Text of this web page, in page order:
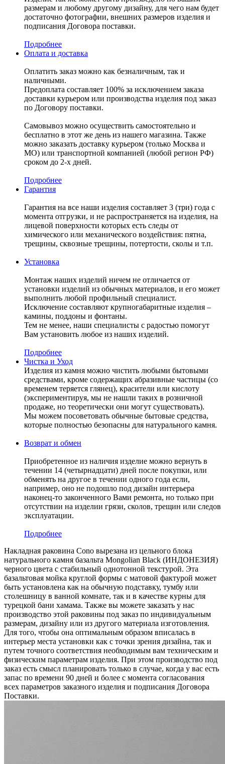
размерам и любому другому дизайну, для чего нам будет
достаточно фотографии, внешних размеров изделия и
подписания Договора поставки.
Подробнее
Оплата и доставка
Оплатить заказ можно как безналичным, так и
наличными.
Предоплата составляет 100% за исключением заказа
доставки курьером или производства изделия под заказ
по Договору поставки.
Самовывоз можно осуществить самостоятельно и
бесплатно в этот же день из нашего магазина. Также
можно заказать доставку курьером (только Москва и
МО) или транспортной компанией (любой регион РФ)
сроком до 2-х дней.
Подробнее
Гарантия
Гарантия на все наши изделия составляет 3 (три) года с
момента отгрузки, и не распространяется на изделия, на
лицевой поверхности которых есть следы от
химического или механического воздействия: пятна,
трещины, сквозные трещины, потертости, сколы и т.п.
Установка
Монтаж наших изделий ничем не отличается от
установки изделий из обычных материалов, и его может
выполнить любой профильный специалист.
Исключение составляют крупногабаритные изделия –
камины, поддоны и фонтаны.
Тем не менее, наши специалисты с радостью помогут
Вам установить любое из наших изделий.
Подробнее
Чистка и Уход
Изделия из камня можно чистить любыми бытовыми
средствами, кроме содержащих абразивные частицы (со
временем теряется глянец), красители или кислоту
(экспериментируя, мы не нашли таких в розничной
продаже, но теоретически они могут существовать).
Мы можем посоветовать обычные бытовые средства,
которые полностью безопасны для натурального камня.
Возврат и обмен
Приобретенное из наличия изделие можно вернуть в
течении 14 (четырнадцати) дней после покупки, или
обменять на другое в течении одного года если,
например, оно не подошло под дизайн интерьера
наконец-то законченного Вами ремонта, но только при
отсутствии на изделии грязи, сколов, трещин или следов
эксплуатации.
Подробнее
Накладная раковина Cono вырезана из цельного блока
натурального камня базальта Mongolian Black (ИНДОНЕЗИЯ)
черного цвета c стабильный однотонной текстурой. Эта
базальтовая мойка круглой формы с матовой фактурой может
быть установлена как на обычную подставку, тумбу или
столешницу в ванной комнате, так и в качестве курны для
турецкой бани хамама. Также вы можете заказать у нас
производство этой раковины под заказ по индивидуальным
размерам, дизайну или из другого материала изготовления.
Для того, чтобы она оптимальным образом вписалась в
интерьер места установки как с точки зрения дизайна, так и
путем точного соответствия необходимым вам техническим и
физическим параметрам изделия. При этом производство под
заказ есть смысл планировать только в случае, когда у вас есть
запас по времени 90 дней и более с момента согласования
всех параметров заказного изделия и подписания Договора
Поставки.